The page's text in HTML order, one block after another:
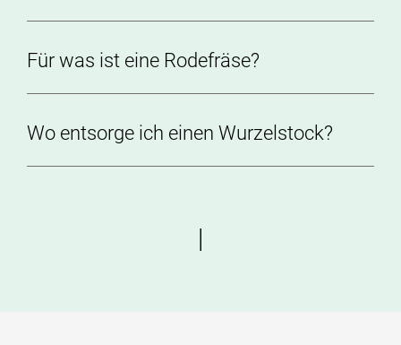
Für was ist eine Rodefräse?
Wo entsorge ich einen Wurzelstock?
|